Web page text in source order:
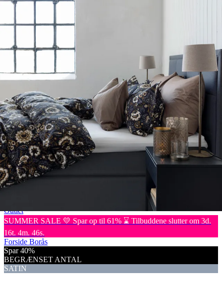
Sovesofaer
Vælg efter størrelse
2-personers sovesofaer
3-personers sovesofaer
Vælg efter funktion
Sovesofaer med opbevaring
Sovesofaer med chaiselong
Tilbehør
Sengegavle
Sengebunde
Sengeben
Til soveværelset
Sengeborde
Pyntepuder
Sengetæpper
Sengebænk
Møbler
Sengelamper - til sengegavl
Sovestole
Outlet
SUMMER SALE 💛 Spar op til 61% ⌛ Tilbuddene slutter om 3d.
16t. 4m. 46s.
Forside Borås
Spar 40%
BEGRÆNSET ANTAL
SATIN